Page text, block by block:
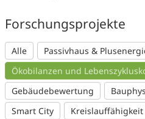
Forschungsprojekte
Alle
Passivhaus &
Ökobilanzen und
Gebäudebewertung
Smart City
Kreislauffähigkeit